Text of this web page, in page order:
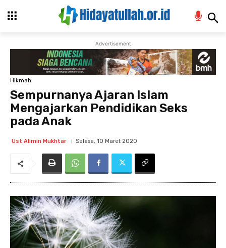
Advertisement
Hikmah
Sempurnanya Ajaran Islam
Mengajarkan Pendidikan Seks
pada Anak
Ust Alimin Mukhtar Selasa, 10 Maret 2020